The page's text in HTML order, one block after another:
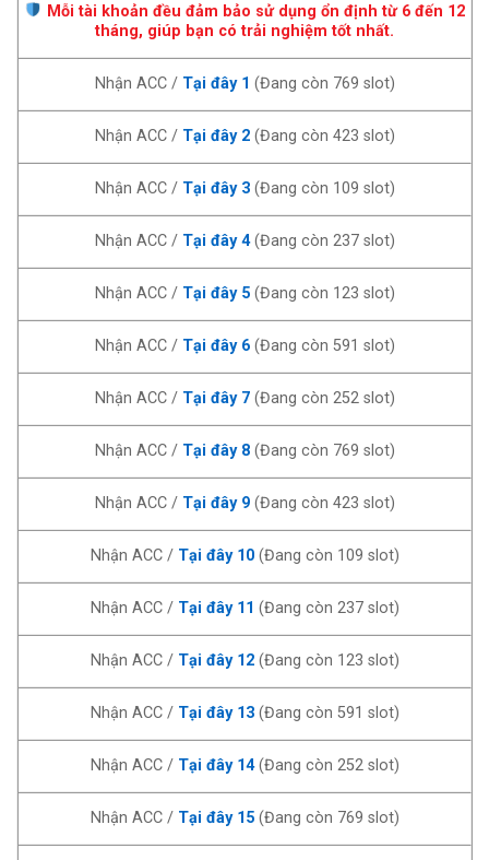
Mỗi tài khoản đều đảm bảo sử dụng ổn định từ 6 đến 12
tháng, giúp bạn có trải nghiệm tốt nhất.
Nhận ACC / Tại đây 1 (Đang còn 769 slot)
Nhận ACC / Tại đây 2(Đang còn 423 slot)
Nhận ACC / Tại đây 3(Đang còn 109 slot)
Nhận ACC / Tại đây 4(Đang còn 237 slot)
Nhận ACC / Tại đây 5(Đang còn 123 slot)
Nhận ACC / Tại đây 6(Đang còn 591 slot)
Nhận ACC / Tại đây 7(Đang còn 252 slot)
Nhận ACC / Tại đây 8(Đang còn 769 slot)
Nhận ACC / Tại đây 9(Đang còn 423 slot)
Nhận ACC / Tại đây 10(Đang còn 109 slot)
Nhận ACC / Tại đây 11 (Đang còn 237 slot)
Nhận ACC / Tại đây 12(Đang còn 123 slot)
Nhận ACC / Tại đây 13(Đang còn 591 slot)
Nhận ACC / Tại đây 14(Đang còn 252 slot)
Nhận ACC / Tại đây 15(Đang còn 769 slot)